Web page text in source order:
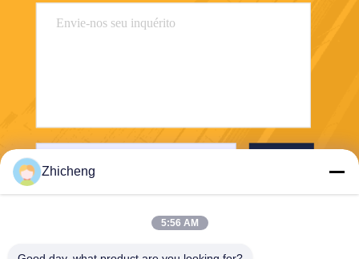
Zhicheng
5:56 AM